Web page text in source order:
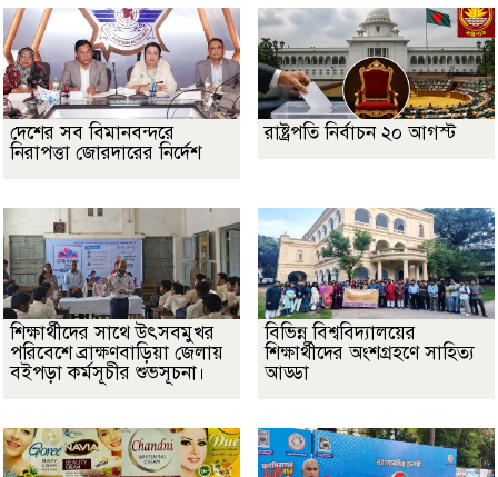
দেশের সব বিমানবন্দরে
নিরাপত্তা জোরদারের নির্দেশ
রাষ্ট্রপতি নির্বাচন ২০ আগস্ট
শিক্ষার্থীদের সাথে উৎসবমুখর
পরিবেশে ব্রাক্ষণবাড়িয়া জেলায়
বইপড়া কর্মসূচীর শুভসূচনা।
বিভিন্ন বিশ্ববিদ্যালয়ের
শিক্ষার্থীদের অংশগ্রহণে সাহিত্য
আড্ডা